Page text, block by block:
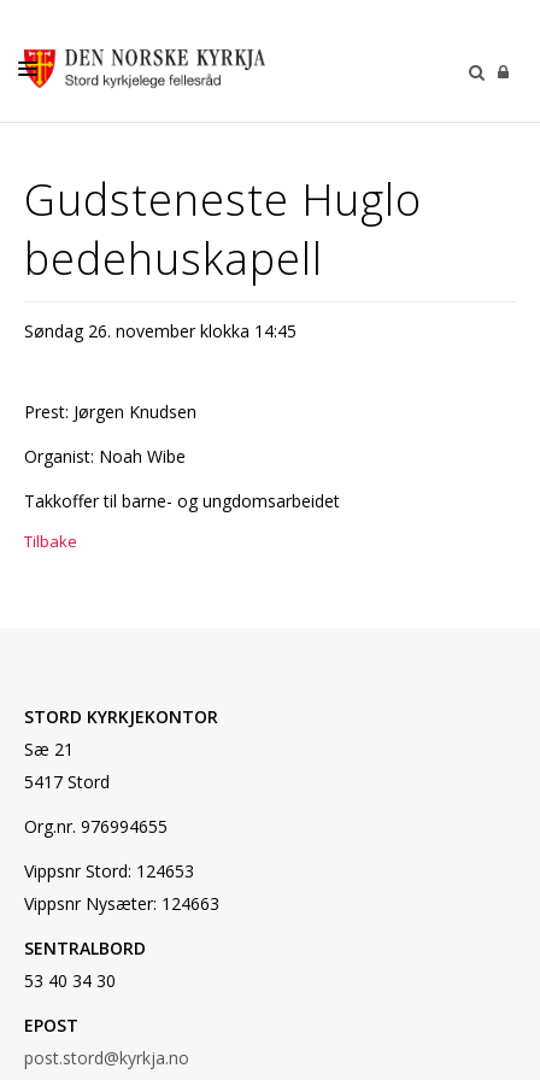
GUDSTENESTER
DÅP VIGSEL GRAVFERD
SOKNERÅDA
KONTAKT OSS
Gudsteneste Huglo
bedehuskapell
Søndag 26. november klokka 14:45
Prest: Jørgen Knudsen
Organist: Noah Wibe
Takkoffer til barne- og ungdomsarbeidet
Tilbake
STORD KYRKJEKONTOR
Sæ 21
5417 Stord
Org.nr. 976994655
Vippsnr Stord: 124653
Vippsnr Nysæter: 124663
SENTRALBORD
53 40 34 30
EPOST
post.stord@kyrkja.no